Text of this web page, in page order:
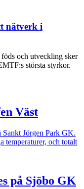
nätverk i
och utveckling sker
största styrkor.
Väst
Jörgen Park GK.
temperaturer, och totalt
på Sjöbo GK